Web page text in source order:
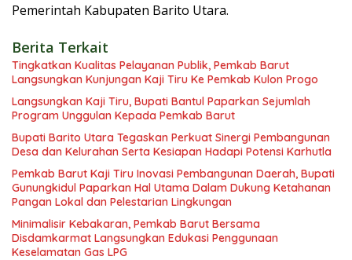
Pemerintah Kabupaten Barito Utara.
Berita Terkait
Tingkatkan Kualitas Pelayanan Publik, Pemkab Barut
Langsungkan Kunjungan Kaji Tiru Ke Pemkab Kulon Progo
Langsungkan Kaji Tiru, Bupati Bantul Paparkan Sejumlah
Program Unggulan Kepada Pemkab Barut
Bupati Barito Utara Tegaskan Perkuat Sinergi Pembangunan
Desa dan Kelurahan Serta Kesiapan Hadapi Potensi Karhutla
Pemkab Barut Kaji Tiru Inovasi Pembangunan Daerah, Bupati
Gunungkidul Paparkan Hal Utama Dalam Dukung Ketahanan
Pangan Lokal dan Pelestarian Lingkungan
Minimalisir Kebakaran, Pemkab Barut Bersama
Disdamkarmat Langsungkan Edukasi Penggunaan
Keselamatan Gas LPG